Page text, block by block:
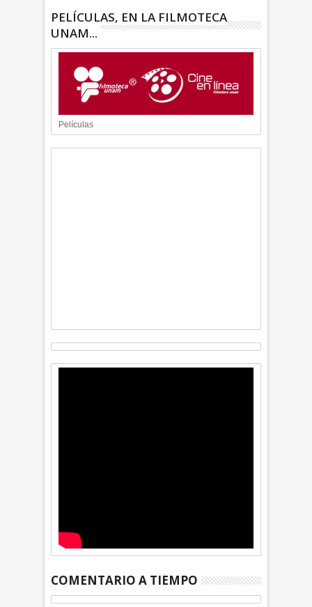
PELÍCULAS, EN LA FILMOTECA
UNAM...
Películas
COMENTARIO A TIEMPO